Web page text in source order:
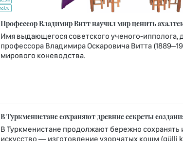
Профессор Владимир Витт научил мир ценить
Имя выдающегося советского ученого-ипполога,
профессора Владимира Оскаровича Витта
мирового коневодства.
В Туркменистане сохраняют древние секреты
В Туркменистане продолжают бережно сохранять
искусство — изготовление узорчатых кошм (gülli